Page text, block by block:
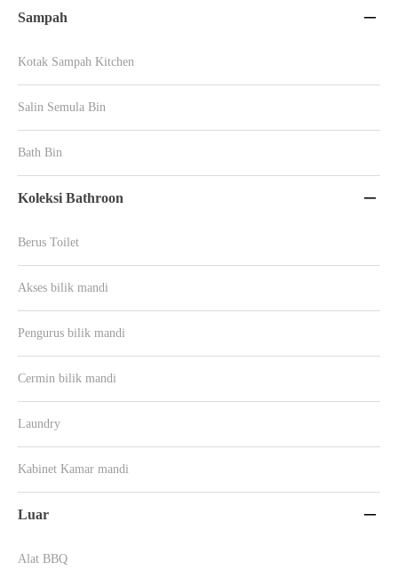
Sampah 
Kotak Sampah Kitchen
Salin Semula Bin
Bath Bin
Koleksi Bathroon 
Berus Toilet
Akses bilik mandi
Pengurus bilik mandi
Cermin bilik mandi
Laundry
Kabinet Kamar mandi
Luar 
Alat BBQ